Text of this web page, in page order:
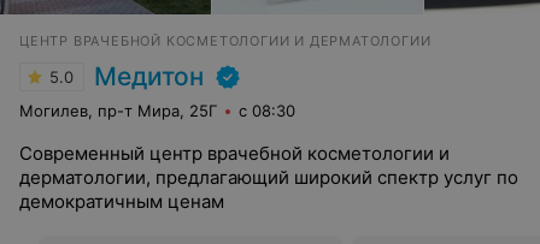
ЦЕНТР ВРАЧЕБНОЙ КОСМЕТОЛОГИИ И ДЕРМАТОЛОГИИ
5.0 Медитон
Могилев, пр-т Мира, 25Г с 08:30
Современный центр врачебной косметологии и
дерматологии, предлагающий широкий спектр услуг по
демократичным ценам